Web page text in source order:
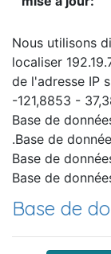
Nous utilisons
localiser
de l'adresse IP
-121,8853 -
Base de
.Base de
Base de
Base de
Base de